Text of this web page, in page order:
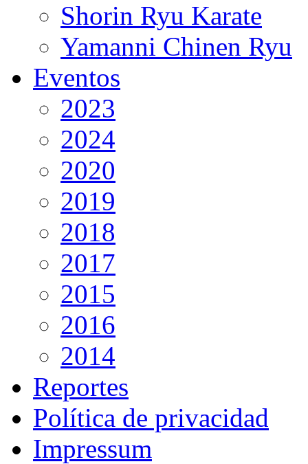
Shorin Ryu Karate
Yamanni Chinen Ryu
Eventos
2023
2024
2020
2019
2018
2017
2015
2016
2014
Reportes
Política de privacidad
Impressum